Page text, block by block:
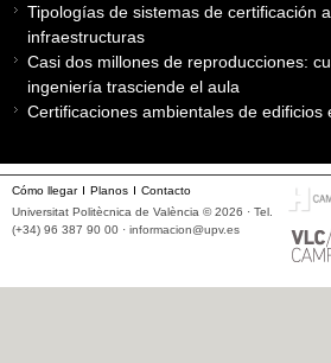
Tipologías de sistemas de certificación
infraestructuras
Casi dos millones de reproducciones:
ingeniería trasciende el aula
Certificaciones ambientales de edificios
Cómo llegar Planos
Contacto
Universitat Politècnica de València © 2026 · Tel.
(+34) 96 387 90 00 · informacion@upv.es